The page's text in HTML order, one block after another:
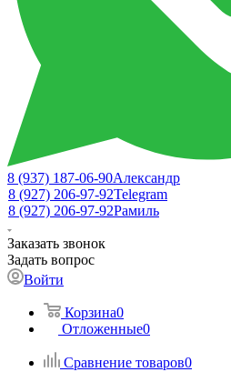
8 (937) 187-06-90Александр
8 (927) 206-97-92Telegram
8 (927) 206-97-92Рамиль
Заказать звонок
Задать вопрос
Войти
Корзина0
Отложенные0
Сравнение товаров0